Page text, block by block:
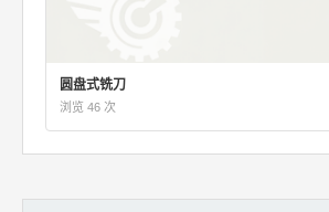
圆盘式铣刀
浏览 46 次